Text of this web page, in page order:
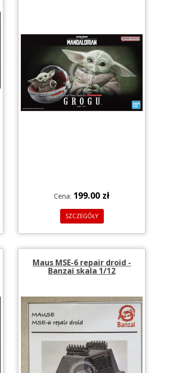
Cena: 199.00 zł
SZCZEGÓŁY
Maus MSE-6 repair droid -
Banzai skala 1/12